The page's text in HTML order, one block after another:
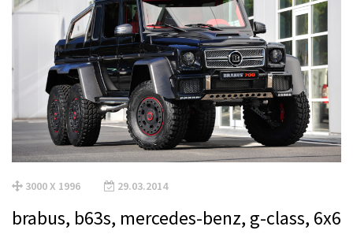
3000 X 1996 29.03.2014
brabus, b63s, mercedes-benz, g-class, 6x6